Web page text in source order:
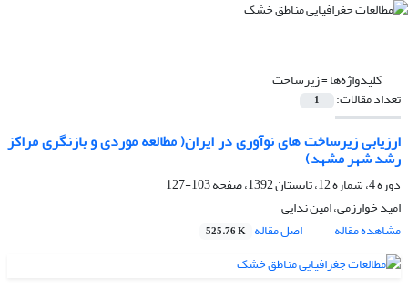
کلیدواژه‌ها =زیرساخت
تعداد مقالات: 1
ارزیابی زیرساخت های نوآوری در ایران( مطالعه موردی و بازنگری مراکز
رشد شهر مشهد)
دوره 4، شماره 12، تابستان 1392، صفحه
103-127
امید خوارزمی، امین ندایی
مشاهده مقاله
اصل مقاله 525.76 K